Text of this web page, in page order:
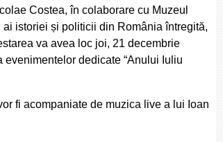
Costea, în colaborare cu Muzeul
ai istoriei și politicii din România întregită,
va avea loc joi, 21 decembrie
evenimentelor dedicate “Anului Iuliu
fi acompaniate de muzica live a lui Ioan